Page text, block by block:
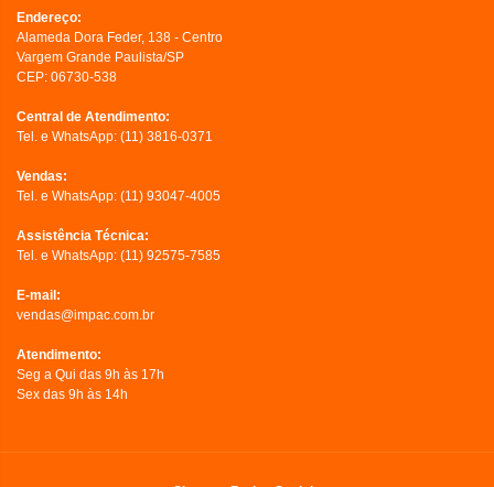
Endereço:
Alameda Dora Feder, 138 - Centro
Vargem Grande Paulista/SP
CEP: 06730-538
Central de Atendimento:
Tel. e WhatsApp: (11) 3816-0371
Vendas:
Tel. e WhatsApp: (11) 93047-4005
Assistência Técnica:
Tel. e WhatsApp: (11) 92575-7585
E-mail:
vendas@impac.com.br
Atendimento:
Seg a Qui das 9h às 17h
Sex das 9h às 14h